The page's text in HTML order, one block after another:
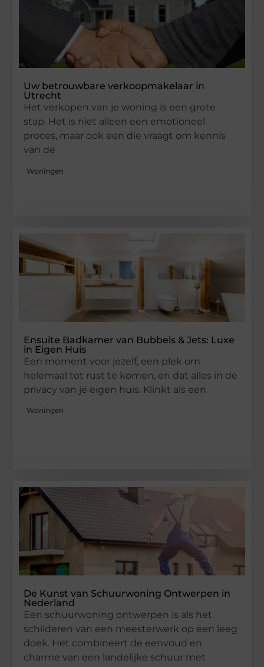
Uw betrouwbare verkoopmakelaar in
Utrecht
Het verkopen van je woning is een grote
stap. Het is niet alleen een emotioneel
proces, maar ook een die vraagt om kennis
van de
Woningen
Ensuite Badkamer van Bubbels & Jets: Luxe
in Eigen Huis
Een moment voor jezelf, een plek om
helemaal tot rust te komen, en dat alles in de
privacy van je eigen huis. Klinkt als een
Woningen
De Kunst van Schuurwoning Ontwerpen in
Nederland
Een schuurwoning ontwerpen is als het
schilderen van een meesterwerk op een leeg
doek. Het combineert de eenvoud en
charme van een landelijke schuur met